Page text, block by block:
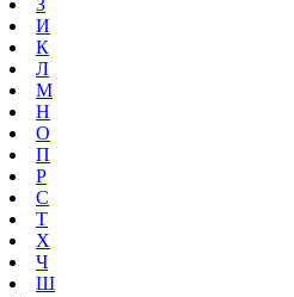
И
К
Л
М
Н
О
П
Р
С
Т
Х
Ч
Ш